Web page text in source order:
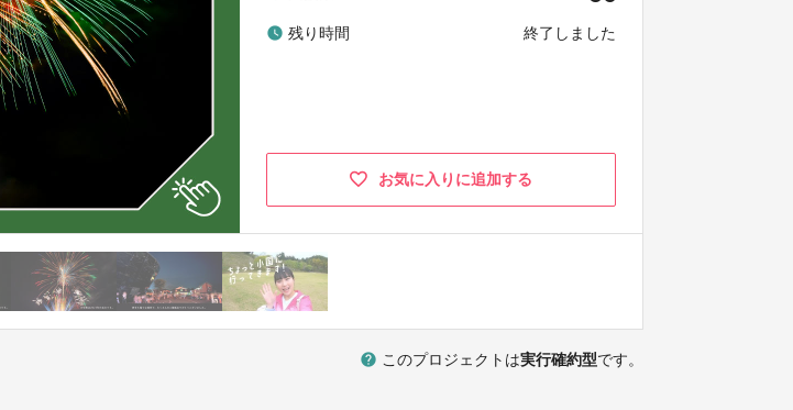
watch_later 残り時間 終了しました
お気に入りに追加する
help このプロジェクトは実行確約型です。